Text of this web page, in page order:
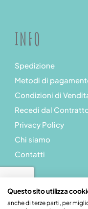
INFO
Spedizione
Metodi di
Condizioni di
Recedi dal
Privacy Policy
Chi siamo
Contatti
Stupeficium di Carena
Questo sito utilizza
anche di terze parti, per